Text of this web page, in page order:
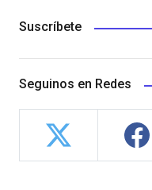
Suscríbete
Seguinos en Redes